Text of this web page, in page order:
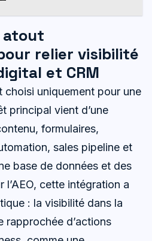
atout
relier visibilité
et CRM
choisi uniquement pour une
principal vient d’une
formulaires,
sales pipeline et
base de données et des
l’AEO, cette intégration a
: la visibilité dans la
rapprochée d’actions